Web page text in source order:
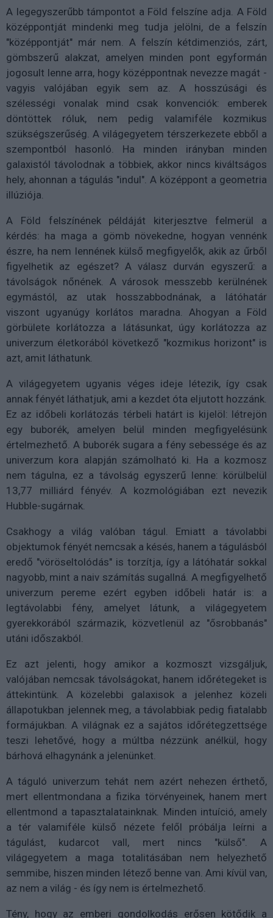
A legegyszerűbb támpontot a Föld felszíne adja. A Föld
középpontját mindenki meg tudja jelölni, de a felszín
"középpontját" már nem. A felszín kétdimenziós, zárt,
gömbszerű alakzat, amelyen minden pont egyformán
jogosult lenne arra, hogy középpontnak nevezze magát -
vagyis valójában egyik sem az. A hosszúsági és
szélességi vonalak mind csak konvenciók: emberek
döntöttek róluk, nem pedig valamiféle kozmikus
szükségszerűség. A világegyetem térszerkezete ebből a
szempontból hasonló. Ha minden irányban minden
galaxistól távolodnak a többiek, akkor nincs kiváltságos
hely, ahonnan a tágulás "indul". A középpont a geometria
illúziója.
A Föld felszínének példáját kiterjesztve felmerül a
kérdés: ha maga a gömb növekedne, hogyan vennénk
észre, ha nem lennének külső megfigyelők, akik az űrből
figyelhetik az egészet? A válasz durván egyszerű: a
távolságok nőnének. A városok messzebb kerülnének
egymástól, az utak hosszabbodnának, a látóhatár
viszont ugyanúgy korlátos maradna. Ahogyan a Föld
görbülete korlátozza a látásunkat, úgy korlátozza az
univerzum életkorából következő "kozmikus horizont" is
azt, amit láthatunk.
A világegyetem ugyanis véges ideje létezik, így csak
annak fényét láthatjuk, ami a kezdet óta eljutott hozzánk.
Ez az időbeli korlátozás térbeli határt is kijelöl: létrejön
egy buborék, amelyen belül minden megfigyelésünk
értelmezhető. A buborék sugara a fény sebessége és az
univerzum kora alapján számolható ki. Ha a kozmosz
nem tágulna, ez a távolság egyszerű lenne: körülbelül
13,77 milliárd fényév. A kozmológiában ezt nevezik
Hubble-sugárnak.
Csakhogy a világ valóban tágul. Emiatt a távolabbi
objektumok fényét nemcsak a késés, hanem a tágulásból
eredő "vöröseltolódás" is torzítja, így a látóhatár sokkal
nagyobb, mint a naiv számítás sugallná. A megfigyelhető
univerzum pereme ezért egyben időbeli határ is: a
legtávolabbi fény, amelyet látunk, a világegyetem
gyerekkorából származik, közvetlenül az "ősrobbanás"
utáni időszakból.
Ez azt jelenti, hogy amikor a kozmoszt vizsgáljuk,
valójában nemcsak távolságokat, hanem időrétegeket is
áttekintünk. A közelebbi galaxisok a jelenhez közeli
állapotukban jelennek meg, a távolabbiak pedig fiatalabb
formájukban. A világnak ez a sajátos időrétegzettsége
teszi lehetővé, hogy a múltba nézzünk anélkül, hogy
bárhová elhagynánk a jelenünket.
A táguló univerzum tehát nem azért nehezen érthető,
mert ellentmondana a fizika törvényeinek, hanem mert
ellentmond a tapasztalatainknak. Minden intuíció, amely
a tér valamiféle külső nézete felől próbálja leírni a
tágulást, kudarcot vall, mert nincs "külső". A
világegyetem a maga totalitásában nem helyezhető
semmibe, hiszen minden létező benne van. Ami kívül van,
az nem a világ - és így nem is értelmezhető.
Tény, hogy az emberi gondolkodás erősen kötődik a